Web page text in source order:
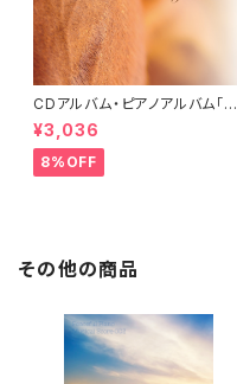
CDアルバム・ピアノアルバム「T
he Best of Peaceful Pian
o」／Yuusuke
¥3,036
8%OFF
その他の商品